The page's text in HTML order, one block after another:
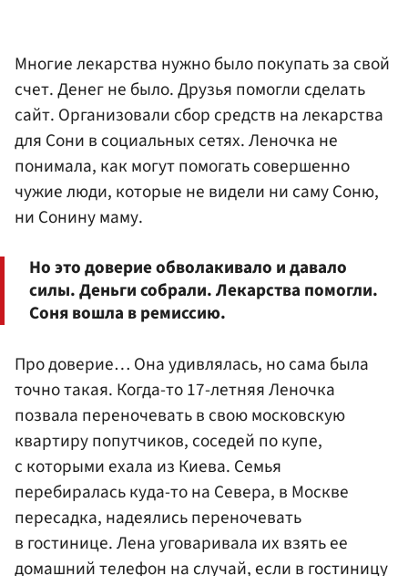
Многие лекарства нужно было покупать за свой
счет. Денег не было. Друзья помогли сделать
сайт. Организовали сбор средств на лекарства
для Сони в социальных сетях. Леночка не
понимала, как могут помогать совершенно
чужие люди, которые не видели ни саму Соню,
ни Сонину маму.
Но это доверие обволакивало и давало
силы. Деньги собрали. Лекарства помогли.
Соня вошла в ремиссию.
Про доверие… Она удивлялась, но сама была
точно такая. Когда-то 17-летняя Леночка
позвала переночевать в свою московскую
квартиру попутчиков, соседей по купе,
с которыми ехала из Киева. Семья
перебиралась куда-то на Севера, в Москве
пересадка, надеялись переночевать
в гостинице. Лена уговаривала их взять ее
домашний телефон на случай, если в гостиницу